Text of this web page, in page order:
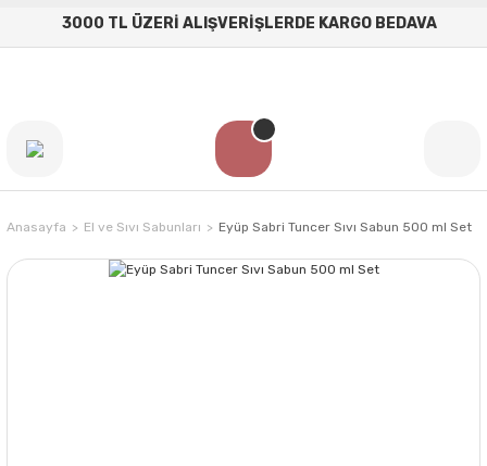
3000 TL ÜZERİ ALIŞVERİŞLERDE KARGO BEDAVA
Anasayfa El ve Sıvı Sabunları Eyüp Sabri Tuncer Sıvı Sabun 500 ml Set